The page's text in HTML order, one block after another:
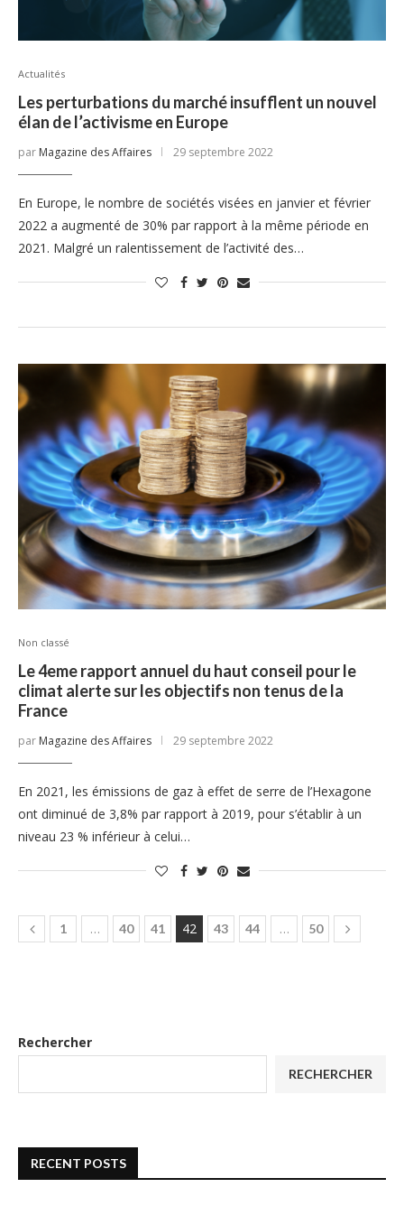
Actualités
Les perturbations du marché insufflent un nouvel
élan de l’activisme en Europe
par Magazine des Affaires 29 septembre 2022
En Europe, le nombre de sociétés visées en janvier et février
2022 a augmenté de 30% par rapport à la même période en
2021. Malgré un ralentissement de l’activité des…
Non classé
Le 4eme rapport annuel du haut conseil pour le
climat alerte sur les objectifs non tenus de la
France
par Magazine des Affaires 29 septembre 2022
En 2021, les émissions de gaz à effet de serre de l’Hexagone
ont diminué de 3,8% par rapport à 2019, pour s’établir à un
niveau 23 % inférieur à celui…
1 … 40 41 42 43 44 … 50
Rechercher
RECHERCHER
RECENT POSTS